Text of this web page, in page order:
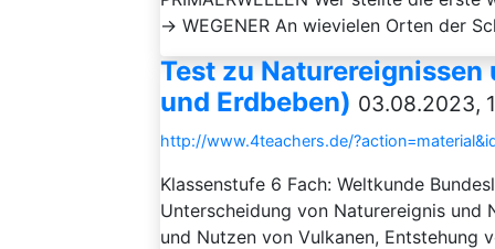
→ WEGENER An wievielen Orten der
Test zu
und Erdbeben) 03.08.2023,
http://www.4teachers.de/
Klassenstufe 6 Fach: Weltkunde
Unterscheidung von Naturereignis und
und Nutzen von Vulkanen, Entstehung